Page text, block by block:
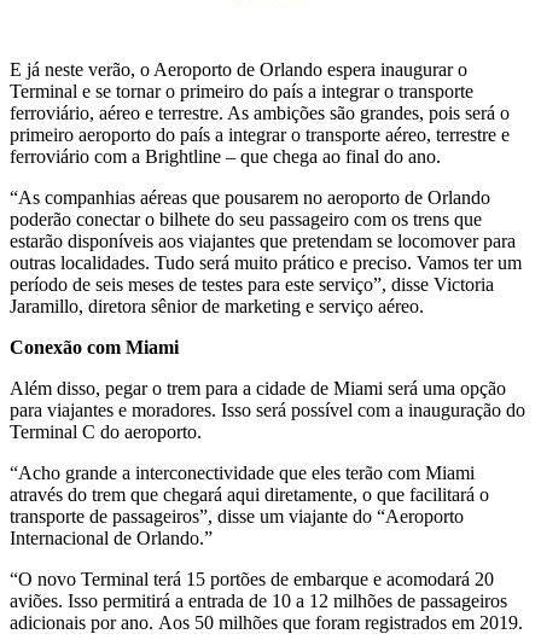
E já neste verão, o Aeroporto de Orlando espera inaugurar o
Terminal e se tornar o primeiro do país a integrar o transporte
ferroviário, aéreo e terrestre. As ambições são grandes, pois será o
primeiro aeroporto do país a integrar o transporte aéreo, terrestre e
ferroviário com a Brightline – que chega ao final do ano.
“As companhias aéreas que pousarem no aeroporto de Orlando
poderão conectar o bilhete do seu passageiro com os trens que
estarão disponíveis aos viajantes que pretendam se locomover para
outras localidades. Tudo será muito prático e preciso. Vamos ter um
período de seis meses de testes para este serviço”, disse Victoria
Jaramillo, diretora sênior de marketing e serviço aéreo.
Conexão com Miami
Além disso, pegar o trem para a cidade de Miami será uma opção
para viajantes e moradores. Isso será possível com a inauguração do
Terminal C do aeroporto.
“Acho grande a interconectividade que eles terão com Miami
através do trem que chegará aqui diretamente, o que facilitará o
transporte de passageiros”, disse um viajante do “Aeroporto
Internacional de Orlando.”
“O novo Terminal terá 15 portões de embarque e acomodará 20
aviões. Isso permitirá a entrada de 10 a 12 milhões de passageiros
adicionais por ano. Aos 50 milhões que foram registrados em 2019.